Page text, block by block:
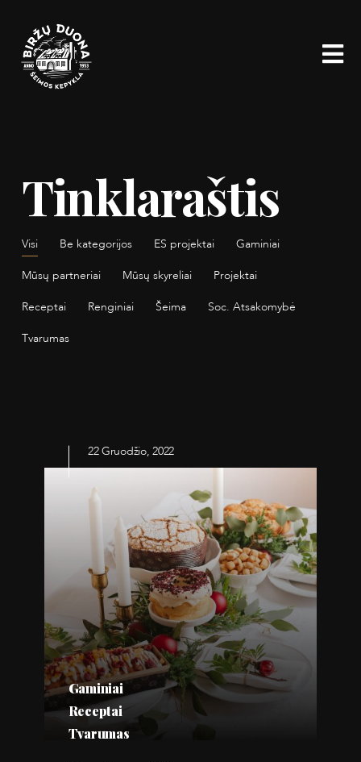
prie
turinio
Tinklaraštis
Visi Be kategorijos ES projektai Gaminiai
Mūsų partneriai Mūsų skyreliai Projektai
Receptai Renginiai Šeima Soc. Atsakomybė
Tvarumas
22 Gruodžio, 2022
Gaminiai
Receptai
Tvarumas